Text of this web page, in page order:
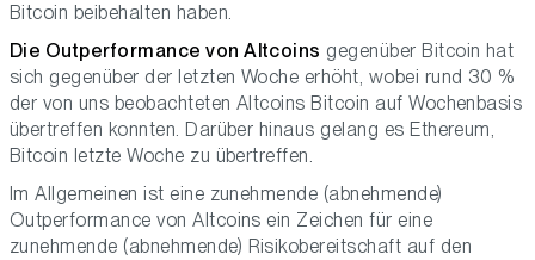
Bitcoin beibehalten haben.
Die Outperformance von Altcoins gegenüber Bitcoin hat
sich gegenüber der letzten Woche erhöht, wobei rund 30 %
der von uns beobachteten Altcoins Bitcoin auf Wochenbasis
übertreffen konnten. Darüber hinaus gelang es Ethereum,
Bitcoin letzte Woche zu übertreffen.
Im Allgemeinen ist eine zunehmende (abnehmende)
Outperformance von Altcoins ein Zeichen für eine
zunehmende (abnehmende) Risikobereitschaft auf den